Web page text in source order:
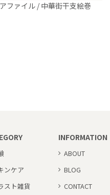
ファイル / 中華街干支絵巻
ンケア
スト雑貨
INFORMATION
ABOUT
BLOG
CONTACT